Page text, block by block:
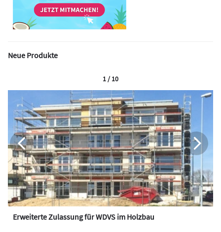
Neue Produkte
Erweiterte Zulassung für WDVS im Holzbau
1 / 10